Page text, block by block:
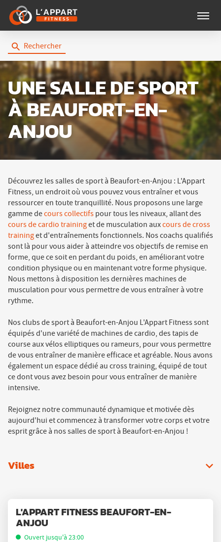
Menu
Rechercher
UNE SALLE DE SPORT
À BEAUFORT-EN-
ANJOU
Découvrez les salles de sport à Beaufort-en-Anjou : L'Appart
Fitness, un endroit où vous pouvez vous entraîner et vous
ressourcer en toute tranquillité. Nous proposons une large
gamme decours collectifs pour tous les niveaux, allant des
cours de cardio traininget de musculation auxcours de cross
traininget d'entraînements fonctionnels. Nos coachs qualifiés
sont là pour vous aider à atteindre vos objectifs de remise en
forme, que ce soit en perdant du poids, en améliorant votre
condition physique ou en maintenant votre forme physique.
Nous mettons à disposition les dernières machines de
musculation pour vous permettre de vous entraîner à votre
rythme.
Nos clubs de sport à Beaufort-en-Anjou L'Appart Fitness sont
équipés d'une variété de machines de cardio, des tapis de
course aux vélos elliptiques ou rameurs, pour vous permettre
de vous entraîner de manière efficace et agréable. Nous avons
également un espace dédié au cross training, équipé de tout
ce dont vous avez besoin pour vous entraîner de manière
intensive.
Rejoignez notre communauté dynamique et motivée dès
aujourd'hui et commencez à transformer votre corps et votre
esprit grâce à nos salles de sport à Beaufort-en-Anjou !
Villes
sur
touche
Point
de
vente
L'APPART FITNESS BEAUFORT-EN-
ANJOU
Ouvert jusqu'à 23:00